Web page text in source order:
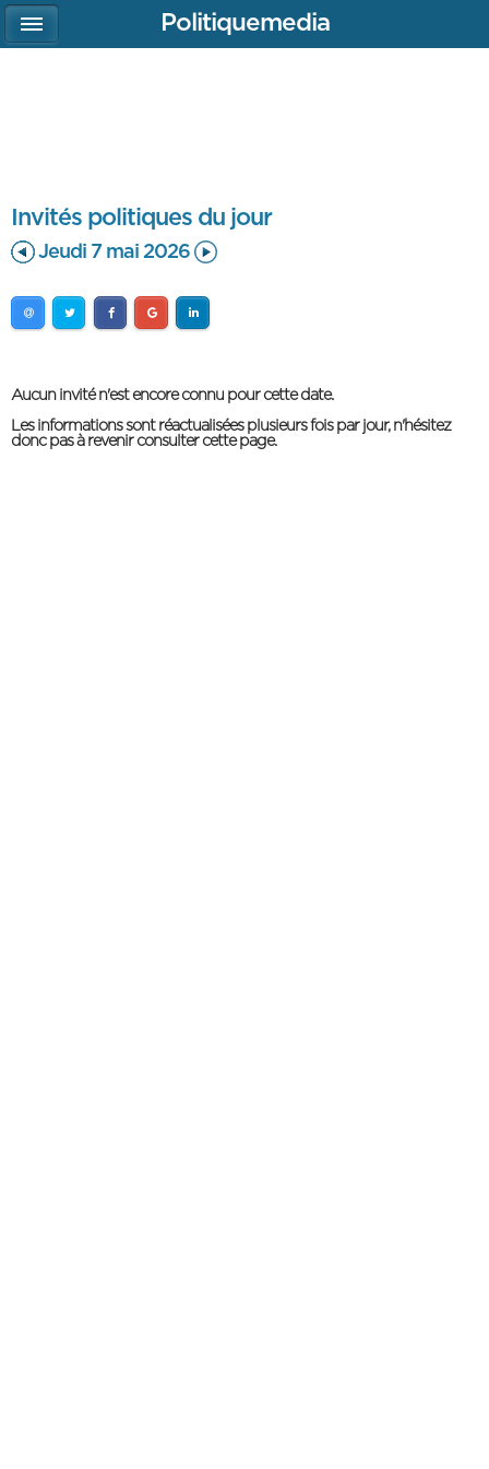
Invités politiques du jour
Jeudi 7 mai 2026
Aucun invité n'est encore connu pour cette date.
Les informations sont réactualisées plusieurs fois par jour, n'hésitez
donc pas à revenir consulter cette page.
Politiquemedia